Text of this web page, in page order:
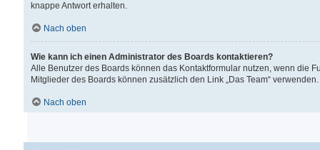
knappe Antwort erhalten.
Nach oben
Wie kann ich einen Administrator des Boards kontaktieren?
Alle Benutzer des Boards können das Kontaktformular nutzen, wenn die
Mitglieder des Boards können zusätzlich den Link „Das Team“ verwenden.
Nach oben